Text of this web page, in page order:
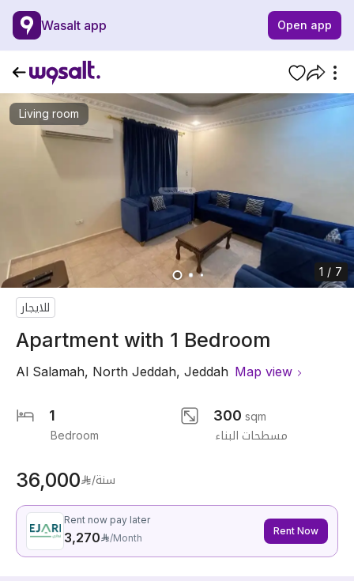
Wasalt app Open app
Living room
1 / 7
للايجار
Apartment with 1 Bedroom
Al Salamah, North Jeddah, Jeddah Map view
1
Bedroom
300 sqm
مسطحات البناء
36,000 /سنة
Rent now pay later
3,270 /Month
Rent Now